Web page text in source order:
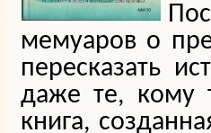
мемуаров о
пересказать
даже те, кому
книга,